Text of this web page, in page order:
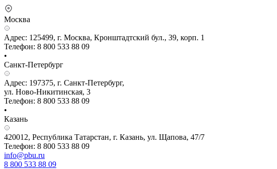
Москва
Адрес: 125499, г. Москва, Кронштадтский бул., 39, корп. 1
Телефон: 8 800 533 88 09
•
Санкт-Петербург
Адрес: 197375, г. Санкт-Петербург,
ул. Ново-Никитинская, 3
Телефон: 8 800 533 88 09
•
Казань
420012, Республика Татарстан, г. Казань, ул. Щапова, 47/7
Телефон: 8 800 533 88 09
info@pbu.ru
8 800 533 88 09